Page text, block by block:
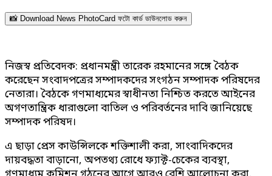
📸 Download News PhotoCard ফটো কার্ড ডাউনলোড করুন
নিজস্ব প্রতিবেদক: প্রধানমন্ত্রী তারেক রহমানের সঙ্গে বৈঠক
করেছেন সংবাদপত্রের সম্পাদকদের সংগঠন সম্পাদক পরিষদের
নেতারা। বৈঠকে গণমাধ্যমের স্বাধীনতা নিশ্চিত করতে আইনের
অগণতান্ত্রিক ধারাগুলো বাতিল ও পরিবর্তনের দাবি জানিয়েছে
সম্পাদক পরিষদ।
এ ছাড়া প্রেস কাউন্সিলকে শক্তিশালী করা, সাংবাদিকদের
দায়বদ্ধতা বাড়ানো, অপতথ্য রোধে ফ্যাক্ট-চেকের ব্যবস্থা,